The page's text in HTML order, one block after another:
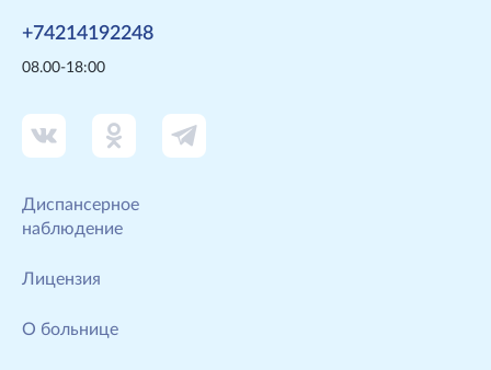
+74214192248
08.00-18:00
Диспансерное
наблюдение
Лицензия
О больнице